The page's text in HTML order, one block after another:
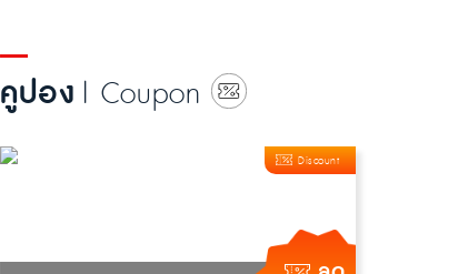
คูปอง | Coupon
Discount